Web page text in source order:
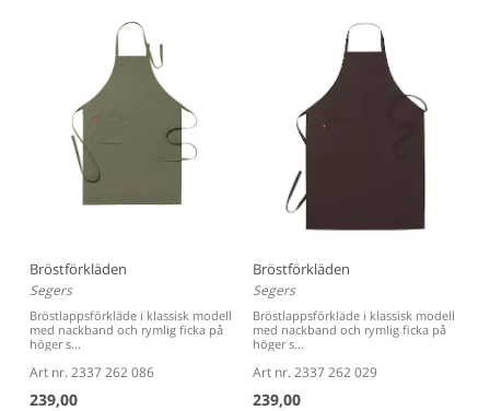
Bröstförkläden
Segers
Bröstlappsförkläde i klassisk modell
med nackband och rymlig ficka på
höger s...
Art nr. 2337 262 086
239,00
Bröstförkläden
Segers
Bröstlappsförkläde i klassisk modell
med nackband och rymlig ficka på
höger s...
Art nr. 2337 262 029
239,00